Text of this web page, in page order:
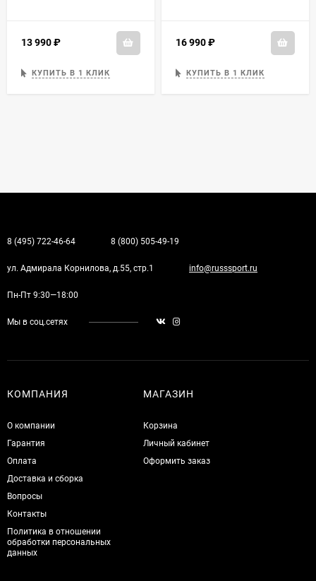
13 990
КУПИТЬ В 1 КЛИК
16 990
КУПИТЬ В 1 КЛИК
8 (495) 722-46-64 8 (800) 505-49-19
ул. Адмирала Корнилова, д.55, стр.1 info@russsport.ru
Пн-Пт 9:30—18:00
Мы в соц.сетях
КОМПАНИЯ
О компании
Гарантия
Оплата
Доставка и сборка
Вопросы
Контакты
Политика в отношении
обработки персональных
данных
МАГАЗИН
Корзина
Личный кабинет
Оформить заказ